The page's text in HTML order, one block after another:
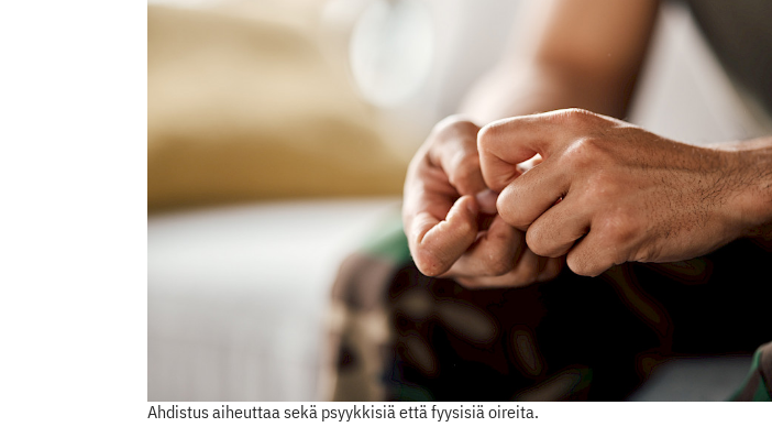
Ahdistus aiheuttaa sekä psyykkisiä että fyysisiä oireita.